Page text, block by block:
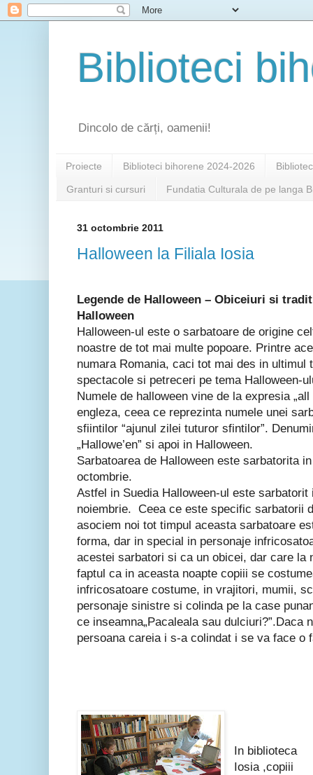
Biblioteci
Dincolo de cărți, oamenii!
Proiecte Biblioteci bihorene 2024-2026
Granturi si cursuri Fundatia Culturala de pe langa
31 octombrie 2011
Halloween la Filiala Iosia
Legende de Halloween – Obiceiuri si
Halloween
Halloween-ul este o sarbatoare de origine
noastre de tot mai multe popoare. Printre
numara Romania, caci tot mai des in ultimul
spectacole si petreceri pe tema Halloween-
Numele de halloween vine de la expresia „all
engleza, ceea ce reprezinta numele unei
sfiintilor “ajunul zilei tuturor sfintilor”.
„Hallowe’en” si apoi in Halloween.
Sarbatoarea de Halloween este sarbatorita
octombrie.
Astfel in Suedia Halloween-ul este sarbatorit
noiembrie. Ceea ce este specific sarbatorii
asociem noi tot timpul aceasta sarbatoare
forma, dar in special in personaje
acestei sarbatori si ca un obicei, dar care la
faptul ca in aceasta noapte copiii se
infricosatoare costume, in vrajitori, mumii,
personaje sinistre si colinda pe la case
ce inseamna„Pacaleala sau dulciuri?”.Daca
persoana careia i s-a colindat i se va face o
In biblioteca
Iosia ,copiii